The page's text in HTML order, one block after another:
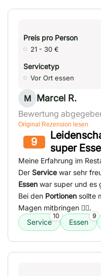
Preis pro Person
21 - 30 €
Servicetyp
Vor Ort essen
M Marcel R.
Bewertung
Original Rezension lesen
9
super
Meine Erfahrung im
Der Service war sehr
Essen war super und es
Bei den Portionen sollte
Magen mitbringen 👌🏼.
Service
10
Essen
9